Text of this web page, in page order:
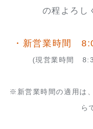
の程よろし
・新営業時間
(現営業時間
※新営業時間の適用
ら